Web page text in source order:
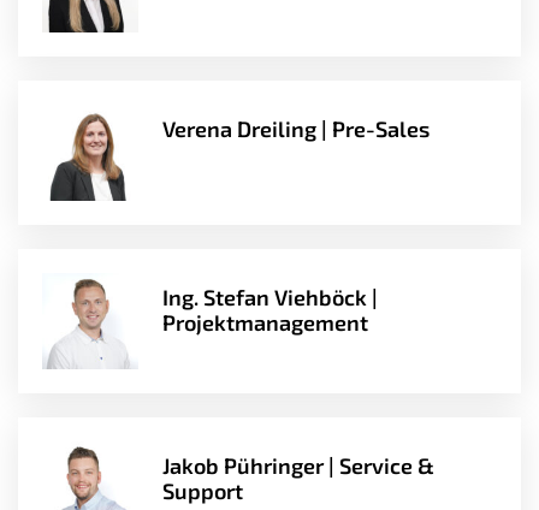
Verena Dreiling | Pre-Sales
Ing. Stefan Viehböck |
Projektmanagement
Jakob Pühringer | Service &
Support